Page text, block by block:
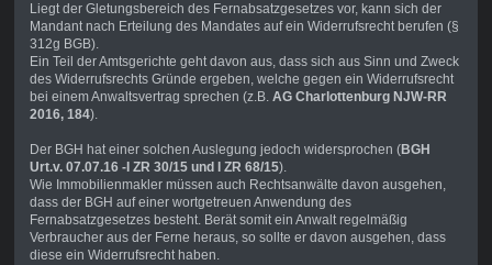
Liegt der Gletungsbereich des Fernabsatzgesetzes vor, kann sich der
Mandant nach Erteilung des Mandates auf ein Widerrufsrecht berufen (§
312g BGB).
Ein Teil der Amtsgerichte geht davon aus, dass sich aus Sinn und Zweck
des Widerrufsrechts Gründe ergeben, welche gegen ein Widerrufsrecht
bei einem Anwaltsvertrag sprechen (z.B. AG Charlottenburg NJW-RR
2016, 184).
Der BGH hat einer solchen Auslegung jedoch widersprochen (BGH
Urt.v. 07.07.16 -I ZR 30/15 und I ZR 68/15).
Wie Immobilienmakler müssen auch Rechtsanwälte davon ausgehen,
dass der BGH auf einer wortgetreuen Anwendung des
Fernabsatzgesetzes besteht. Berät somit ein Anwalt regelmäßig
Verbraucher aus der Ferne heraus, so sollte er davon ausgehen, dass
diese ein Widerrufsrecht haben.